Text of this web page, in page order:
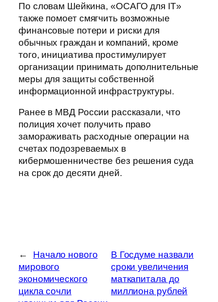
По словам Шейкина, «ОСАГО для IT»
также помоет смягчить возможные
финансовые потери и риски для
обычных граждан и компаний, кроме
того, инициатива простимулирует
организации принимать дополнительные
меры для защиты собственной
информационной инфраструктуры.
Ранее в МВД России рассказали, что
полиция хочет получить право
замораживать расходные операции на
счетах подозреваемых в
кибермошенничестве без решения суда
на срок до десяти дней.
←
Начало нового
мирового
экономического
цикла сочли
В Госдуме назвали
сроки увеличения
маткапитала до
миллиона рублей